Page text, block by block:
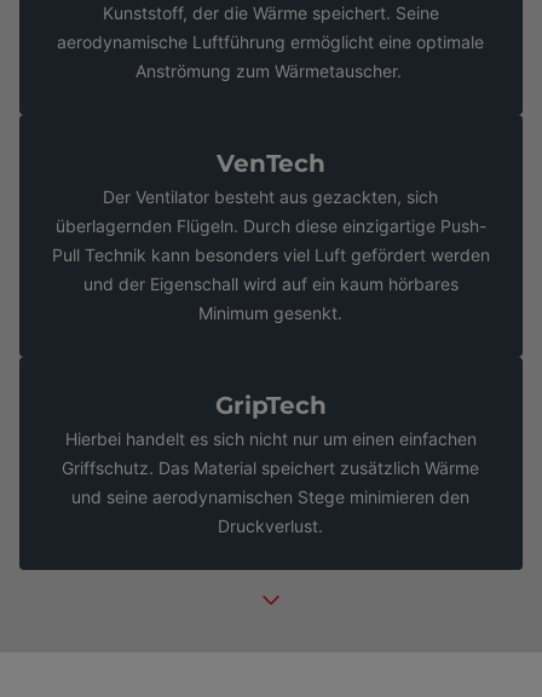
Kunststoff, der die Wärme speichert. Seine
aerodynamische Luftführung ermöglicht eine optimale
Anströmung zum Wärmetauscher.
VenTech
Der Ventilator besteht aus gezackten, sich
überlagernden Flügeln. Durch diese einzigartige Push-
Pull Technik kann besonders viel Luft gefördert werden
und der Eigenschall wird auf ein kaum hörbares
Minimum gesenkt.
GripTech
Hierbei handelt es sich nicht nur um einen einfachen
Griffschutz. Das Material speichert zusätzlich Wärme
und seine aerodynamischen Stege minimieren den
Druckverlust.